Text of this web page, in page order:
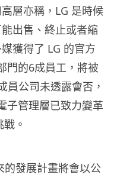
層亦稱，LG 是時候
出售、終止或者縮
獲得了 LG 的官方
門的6成員工，將被
員公司未透露會否，
子管理層已致力變革
。
的發展計畫將會以公